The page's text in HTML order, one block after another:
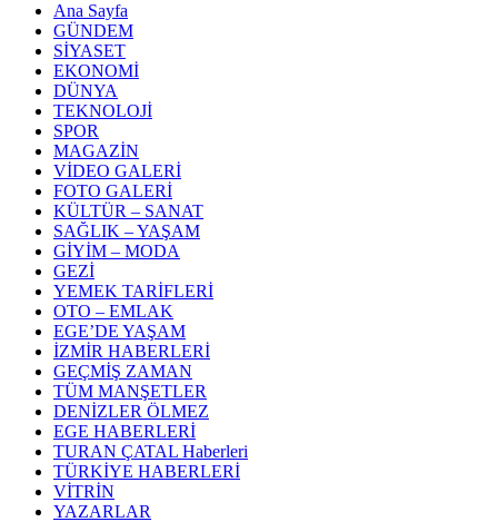
Ana Sayfa
GÜNDEM
SİYASET
EKONOMİ
DÜNYA
TEKNOLOJİ
SPOR
MAGAZİN
VİDEO GALERİ
FOTO GALERİ
KÜLTÜR – SANAT
SAĞLIK – YAŞAM
GİYİM – MODA
GEZİ
YEMEK TARİFLERİ
OTO – EMLAK
EGE’DE YAŞAM
İZMİR HABERLERİ
GEÇMİŞ ZAMAN
TÜM MANŞETLER
DENİZLER ÖLMEZ
EGE HABERLERİ
TURAN ÇATAL Haberleri
TÜRKİYE HABERLERİ
VİTRİN
YAZARLAR